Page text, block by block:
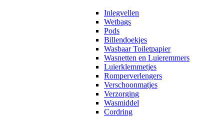
Inlegvellen
Wetbags
Pods
Billendoekjes
Wasbaar Toiletpapier
Wasnetten en Luieremmers
Luierklemmetjes
Romperverlengers
Verschoonmatjes
Verzorging
Wasmiddel
Cordring